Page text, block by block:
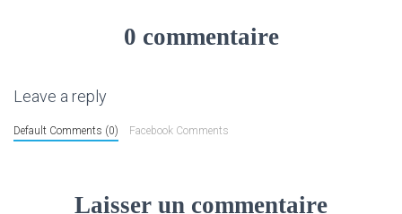
0 commentaire
Leave a reply
Default Comments (0) Facebook Comments
Laisser un commentaire